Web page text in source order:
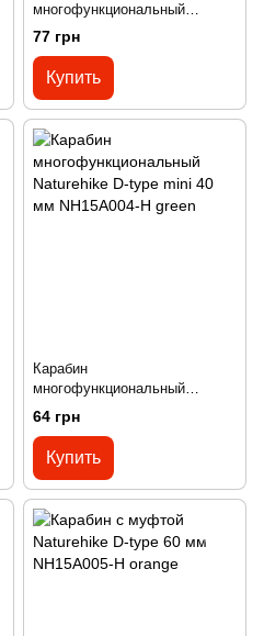
многофункциональный
Naturehike D-type 80 мм
NH15A001-H blue
77 грн
Купить
Карабин
многофункциональный
Naturehike D-type mini 40 мм
NH15A004-H green
64 грн
Купить